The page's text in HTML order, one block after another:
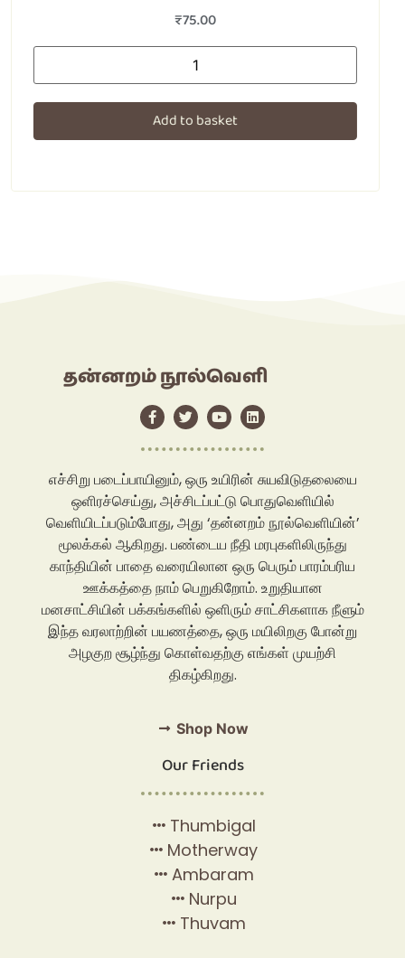
Add to basket
தன்னறம் நூல்வெளி
எச்சிறு படைப்பாயினும், ஒரு உயிரின் சுயவிடுதலையை
ஒளிரச்செய்து, அச்சிடப்பட்டு பொதுவெளியில்
வெளியிடப்படும்போது, அது ‘தன்னறம் நூல்வெளியின்’
மூலக்கல் ஆகிறது. பண்டைய நீதி மரபுகளிலிருந்து
காந்தியின் பாதை வரையிலான ஒரு பெரும் பாரம்பரிய
ஊக்கத்தை நாம் பெறுகிறோம். உறுதியான
மனசாட்சியின் பக்கங்களில் ஒளிரும் சாட்சிகளாக நீளும்
இந்த வரலாற்றின் பயணத்தை, ஒரு மயிலிறகு போன்று
அழகுற சூழ்ந்து கொள்வதற்கு எங்கள் முயற்சி
திகழ்கிறது.
Shop Now
Our Friends
Thumbigal
Motherway
Ambaram
Nurpu
Thuvam